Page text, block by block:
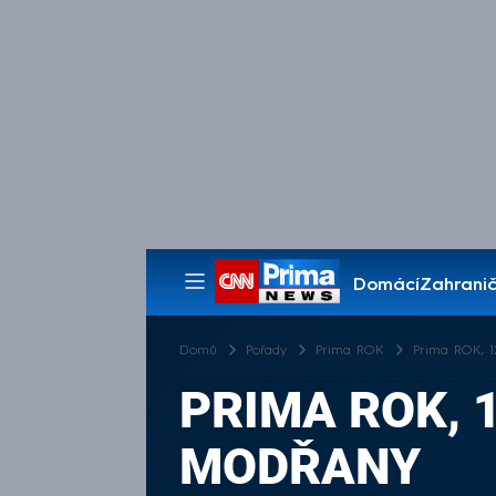
Domácí
Pořady
Domů Pořady Prima ROK Prima ROK,
PRIMA ROK,
MODŘANY